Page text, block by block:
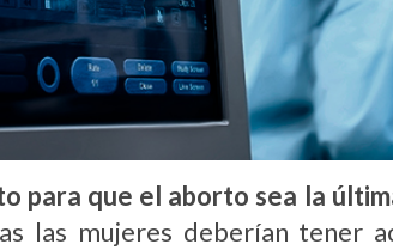
para que el aborto sea la
las mujeres deberían tener